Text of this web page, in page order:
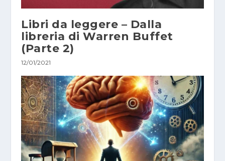
Libri da leggere – Dalla
libreria di Warren Buffet
(Parte 2)
12/01/2021